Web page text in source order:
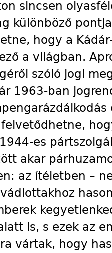
sincsen
különböző
hogy a
a világban.
szóló jogi
1963-ban
es
akar
az ítéletben –
is, s ezek az
vártak, hogy